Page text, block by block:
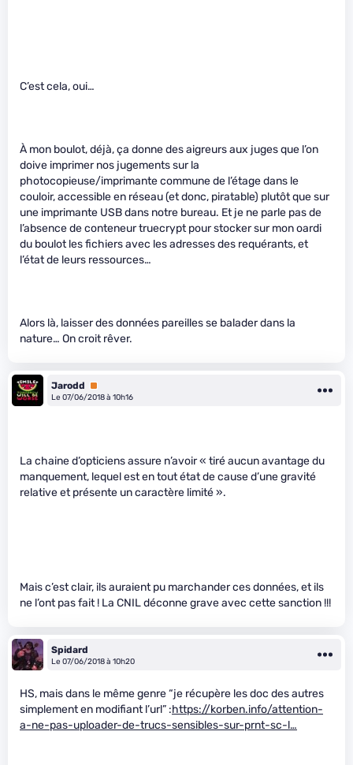
C’est cela, oui…
À mon boulot, déjà, ça donne des aigreurs aux juges que l’on
doive imprimer nos jugements sur la
photocopieuse/imprimante commune de l’étage dans le
couloir, accessible en réseau (et donc, piratable) plutôt que sur
une imprimante USB dans notre bureau. Et je ne parle pas de
l’absence de conteneur truecrypt pour stocker sur mon oardi
du boulot les fichiers avec les adresses des requérants, et
l’état de leurs ressources…
Alors là, laisser des données pareilles se balader dans la
nature… On croit rêver.
Jarodd
Premium
Le 07/06/2018 à 10h16
La chaine d’opticiens assure n’avoir « tiré aucun avantage du
manquement, lequel est en tout état de cause d’une gravité
relative et présente un caractère limité ».
Mais c’est clair, ils auraient pu marchander ces données, et ils
ne l’ont pas fait ! La CNIL déconne grave avec cette sanction !!!
Spidard
Le 07/06/2018 à 10h20
HS, mais dans le même genre “je récupère les doc des autres
simplement en modifiant l’url” :https://korben.info/attention-
a-ne-pas-uploader-de-trucs-sensibles-sur-prnt-sc-l…